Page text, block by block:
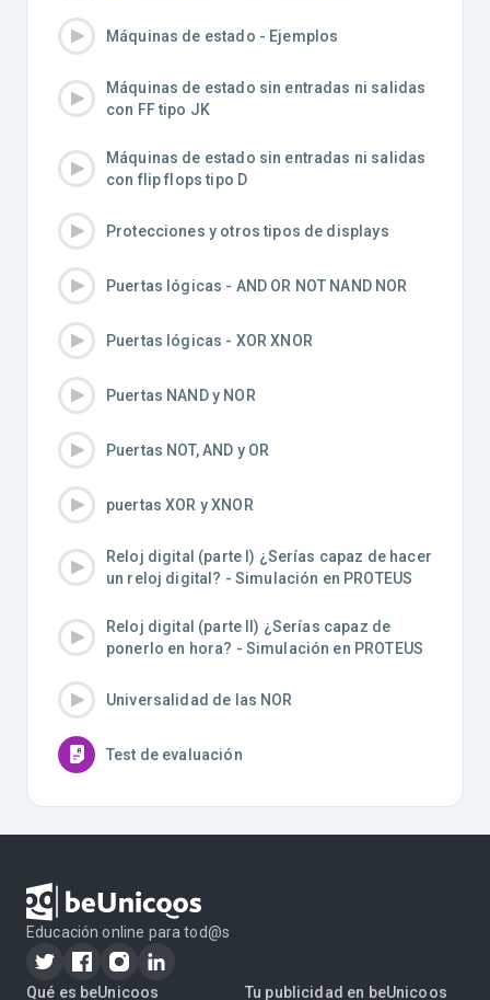
Máquinas de estado - Ejemplos
Máquinas de estado sin entradas ni salidas
con FF tipo JK
Máquinas de estado sin entradas ni salidas
con flip flops tipo D
Protecciones y otros tipos de displays
Puertas lógicas - AND OR NOT NAND NOR
Puertas lógicas - XOR XNOR
Puertas NAND y NOR
Puertas NOT, AND y OR
puertas XOR y XNOR
Reloj digital (parte I) ¿Serías capaz de hacer
un reloj digital? - Simulación en PROTEUS
Reloj digital (parte II) ¿Serías capaz de
ponerlo en hora? - Simulación en PROTEUS
Universalidad de las NOR
Test de evaluación
Educación online para tod@s
Qué es beUnicoos Tu publicidad en beUnicoos